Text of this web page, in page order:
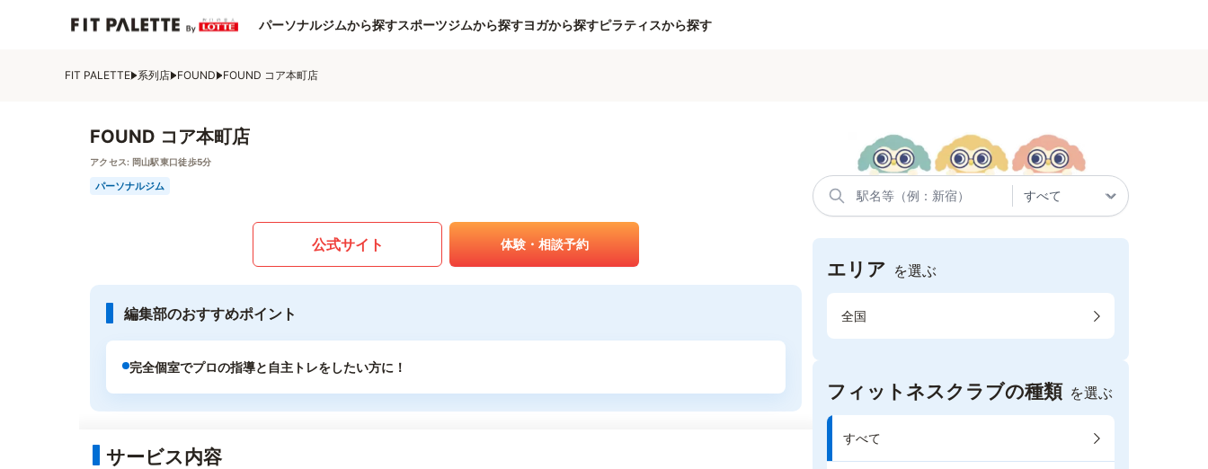
パーソナルジムから探すスポーツジムから探すヨガから探すピラティスから探す
FIT PALETTE 系列店 FOUND FOUND コア本町店
FOUND コア本町店
アクセス: 岡山駅東口徒歩5分
パーソナルジム
公式サイト 体験・相談予約
編集部のおすすめポイント
完全個室でプロの指導と自主トレをしたい方に！
サービス内容
エリア を選ぶ
全国
フィットネスクラブの種類 を選ぶ
すべて